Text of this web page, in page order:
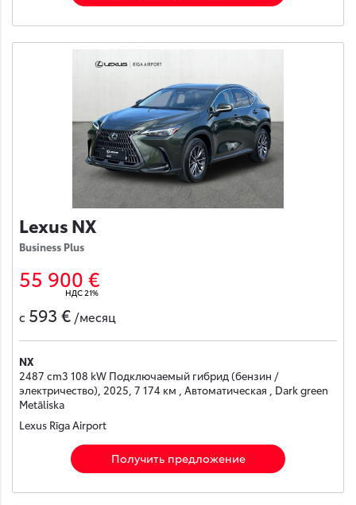
Lexus NX
Business Plus
55 900 €
НДС 21%
с 593 € /месяц
NX
2487 cm3 108 kW Подключаемый гибрид (бензин /
электричество), 2025, 7 174 км , Автоматическая , Dark green
Metāliska
Lexus Rīga Airport
Получить предложение